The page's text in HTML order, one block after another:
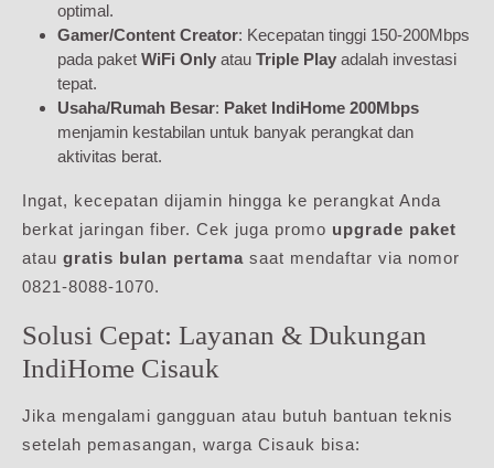
optimal.
Gamer/Content Creator: Kecepatan tinggi 150-200Mbps
pada paket WiFi Only atau Triple Play adalah investasi
tepat.
Usaha/Rumah Besar: Paket IndiHome 200Mbps
menjamin kestabilan untuk banyak perangkat dan
aktivitas berat.
Ingat, kecepatan dijamin hingga ke perangkat Anda
berkat jaringan fiber. Cek juga promo upgrade paket
atau gratis bulan pertama saat mendaftar via nomor
0821-8088-1070.
Solusi Cepat: Layanan & Dukungan
IndiHome Cisauk
Jika mengalami gangguan atau butuh bantuan teknis
setelah pemasangan, warga Cisauk bisa: